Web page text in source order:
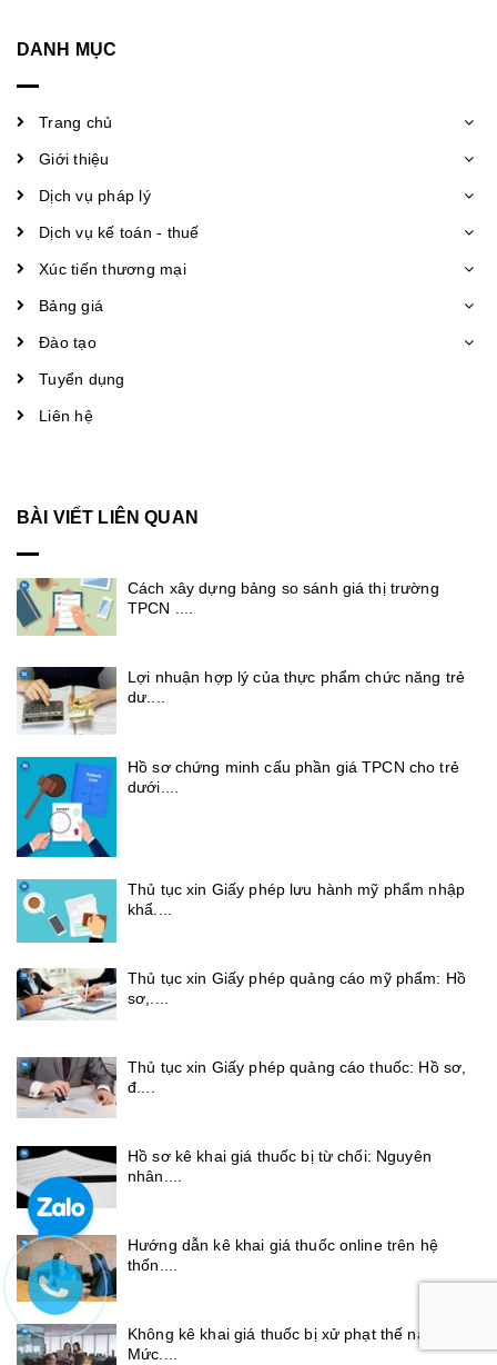
DANH MỤC
Trang chủ
Giới thiệu
Dịch vụ pháp lý
Dịch vụ kế toán - thuế
Xúc tiến thương mại
Bảng giá
Đào tạo
Tuyển dụng
Liên hệ
BÀI VIẾT LIÊN QUAN
Cách xây dựng bảng so sánh giá thị trường
TPCN ....
Lợi nhuận hợp lý của thực phẩm chức năng trẻ
dư....
Hồ sơ chứng minh cấu phần giá TPCN cho trẻ
dưới....
Thủ tục xin Giấy phép lưu hành mỹ phẩm nhập
khẩ....
Thủ tục xin Giấy phép quảng cáo mỹ phẩm: Hồ
sơ,....
Thủ tục xin Giấy phép quảng cáo thuốc: Hồ sơ,
đ....
Hồ sơ kê khai giá thuốc bị từ chối: Nguyên
nhân....
Hướng dẫn kê khai giá thuốc online trên hệ
thốn....
Không kê khai giá thuốc bị xử phạt thế nào?
Mức....